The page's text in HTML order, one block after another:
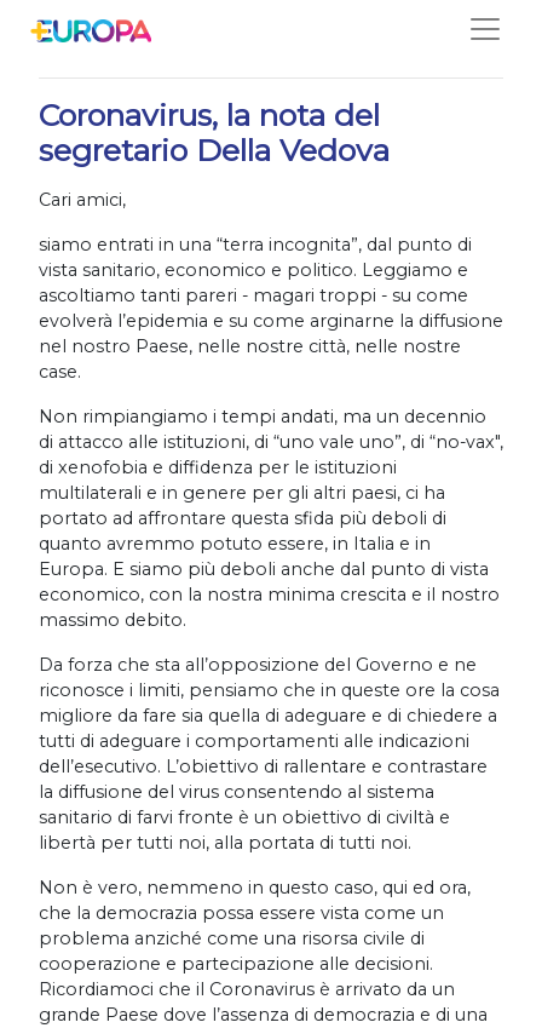
08/03/2020
Coronavirus, la nota del
segretario Della Vedova
Cari amici,
siamo entrati in una “terra incognita”, dal punto di
vista sanitario, economico e politico. Leggiamo e
ascoltiamo tanti pareri - magari troppi - su come
evolverà l’epidemia e su come arginarne la diffusione
nel nostro Paese, nelle nostre città, nelle nostre
case.
Non rimpiangiamo i tempi andati, ma un decennio
di attacco alle istituzioni, di “uno vale uno”, di “no-vax",
di xenofobia e diffidenza per le istituzioni
multilaterali e in genere per gli altri paesi, ci ha
portato ad affrontare questa sfida più deboli di
quanto avremmo potuto essere, in Italia e in
Europa. E siamo più deboli anche dal punto di vista
economico, con la nostra minima crescita e il nostro
massimo debito.
Da forza che sta all’opposizione del Governo e ne
riconosce i limiti, pensiamo che in queste ore la cosa
migliore da fare sia quella di adeguare e di chiedere a
tutti di adeguare i comportamenti alle indicazioni
dell’esecutivo. L’obiettivo di rallentare e contrastare
la diffusione del virus consentendo al sistema
sanitario di farvi fronte è un obiettivo di civiltà e
libertà per tutti noi, alla portata di tutti noi.
Non è vero, nemmeno in questo caso, qui ed ora,
che la democrazia possa essere vista come un
problema anziché come una risorsa civile di
cooperazione e partecipazione alle decisioni.
Ricordiamoci che il Coronavirus è arrivato da un
grande Paese dove l’assenza di democrazia e di una